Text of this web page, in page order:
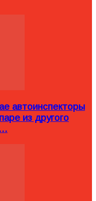
автоинспекторы
из другого